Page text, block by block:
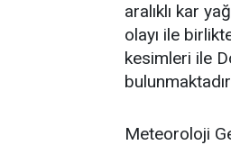
aralıklı kar
olayı ile
kesimleri ile
Meteoroloji